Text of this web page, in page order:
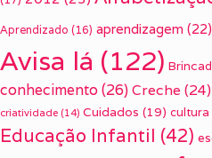
Aprendizado (16) aprendizagem (22)
Avisa lá (122)
conhecimento(26) Creche (24)
criatividade (14) Cuidados (19) cultura
Educação Infantil (42)